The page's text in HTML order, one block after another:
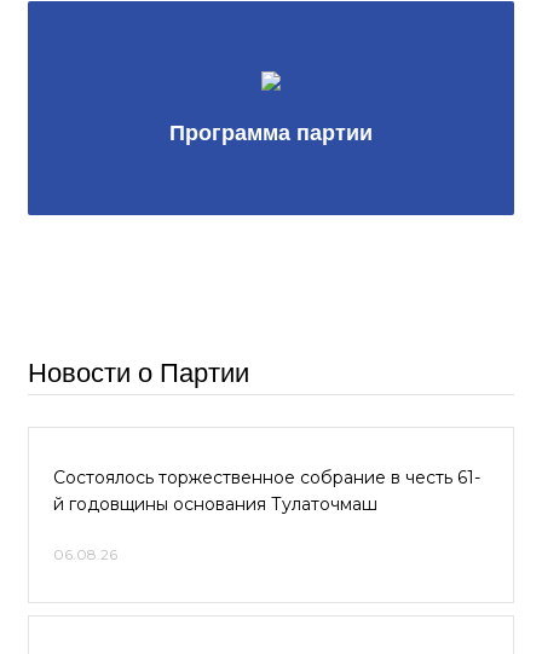
Программа партии
Новости о Партии
Состоялось торжественное собрание в честь 61-
й годовщины основания Тулаточмаш
06.08.26